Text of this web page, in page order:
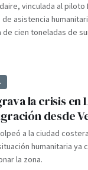
vinculada al piloto
asistencia
de cien toneladas de
la crisis en
desde
a la ciudad
humanitaria ya
la zona.